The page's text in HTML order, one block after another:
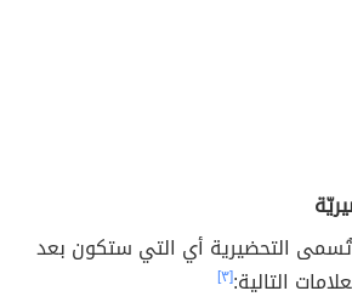
تُسمى التحضيرية أي التي ستكون بعد
التالية:[٣]